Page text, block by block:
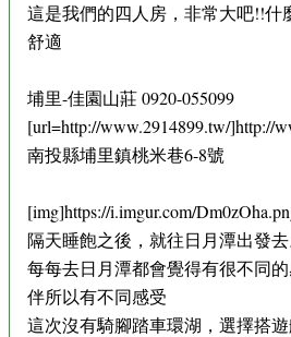
這是我們的四人房，非常大吧!!什
舒適
埔里-佳園山莊 0920-055099
[url=http://www.2914899.tw/]http://
南投縣埔里鎮桃米巷6-8號
[img]https://i.imgur.com/
隔天睡飽之後，就往日月潭出發去
每每去日月潭都會覺得有很不同
伴所以有不同感受
這次沒有騎腳踏車環湖，選擇搭